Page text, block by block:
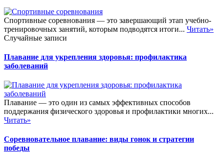
Спортивные соревнования — это завершающий этап учебно-
тренировочных занятий, которым подводятся итоги... Читать»
Случайные записи
Плавание для укрепления здоровья: профилактика
заболеваний
Плавание — это один из самых эффективных способов
поддержания физического здоровья и профилактики многих...
Читать»
Соревновательное плавание: виды гонок и стратегии
победы